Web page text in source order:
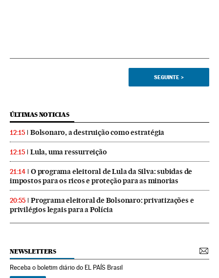
SEGUINTE >
ÚLTIMAS NOTICIAS
12:15 Bolsonaro, a destruição como estratégia
12:15 Lula, uma ressurreição
21:14
O programa eleitoral de Lula da Silva: subidas de
impostos para os ricos e proteção para as minorias
20:55
Programa eleitoral de Bolsonaro: privatizações e
privilégios legais para a Polícia
NEWSLETTERS
Receba o boletim diário do EL PAÍS Brasil